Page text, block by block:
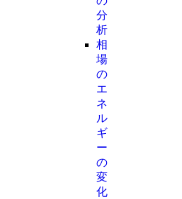
分
析
相
場
の
エ
ネ
ル
ギ
ー
の
変
化